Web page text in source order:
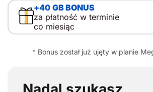
+40 GB BONUS
za płatność w terminie
co miesiąc
* Bonus został już ujęty w planie